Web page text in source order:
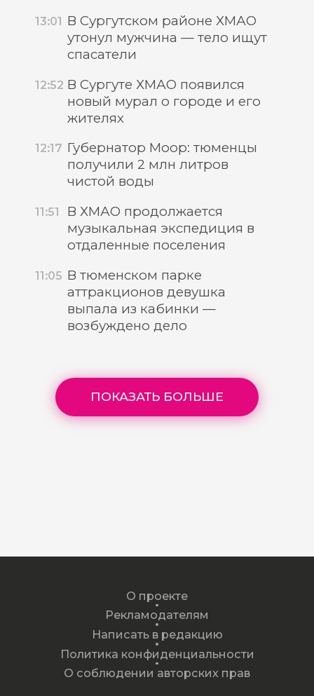
13:01 В Сургутском районе ХМАО
утонул мужчина — тело ищут
спасатели
12:52 В Сургуте ХМАО появился
новый мурал о городе и его
жителях
12:17 Губернатор Моор: тюменцы
получили 2 млн литров
чистой воды
11:51
В ХМАО продолжается
музыкальная экспедиция в
отдаленные поселения
11:05 В тюменском парке
аттракционов девушка
выпала из кабинки —
возбуждено дело
ПОКАЗАТЬ БОЛЬШЕ
О проекте
Рекламодателям
Написать в редакцию
Политика конфиденциальности
О соблюдении авторских прав